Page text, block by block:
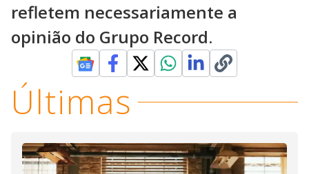
refletem necessariamente a
opinião do Grupo Record.
Últimas